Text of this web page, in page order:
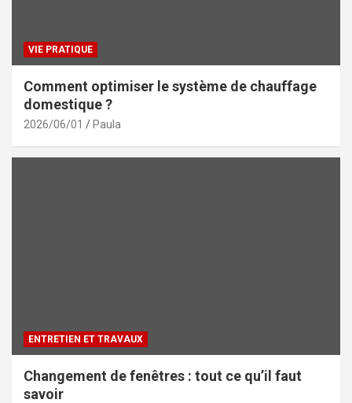
VIE PRATIQUE
Comment optimiser le système de chauffage
domestique ?
2026/06/01 Paula
ENTRETIEN ET TRAVAUX
Changement de fenêtres : tout ce qu’il faut
savoir